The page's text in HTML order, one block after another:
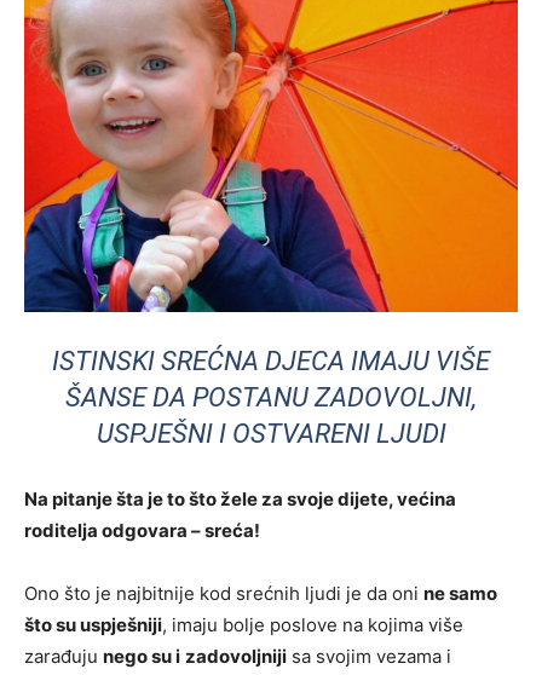
ISTINSKI SREĆNA DJECA IMAJU VIŠE
ŠANSE DA POSTANU ZADOVOLJNI,
USPJEŠNI I OSTVARENI LJUDI
Na pitanje šta je to što žele za svoje dijete, većina
roditelja odgovara – sreća!
Ono što je najbitnije kod srećnih ljudi je da oni ne samo
što su uspješniji, imaju bolje poslove na kojima više
zarađuju nego su i zadovoljniji sa svojim vezama i